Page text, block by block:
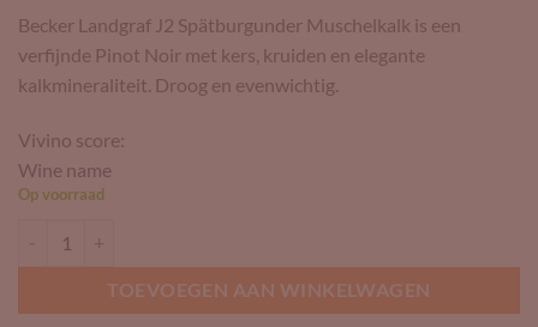
Becker Landgraf J2 Spätburgunder Muschelkalk is een
verfijnde Pinot Noir met kers, kruiden en elegante
kalkmineraliteit. Droog en evenwichtig.
Vivino score:
Wine name
Op voorraad
TOEVOEGEN AAN WINKELWAGEN